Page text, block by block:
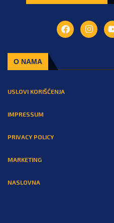
O NAMA
USLOVI KORIŠĆENJA
IMPRESSUM
PRIVACY POLICY
MARKETING
NASLOVNA